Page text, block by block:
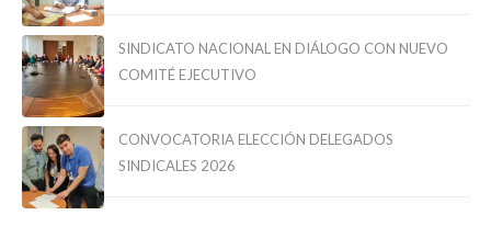
SINDICATO NACIONAL EN DIÁLOGO CON NUEVO
COMITÉ EJECUTIVO
CONVOCATORIA ELECCIÓN DELEGADOS
SINDICALES 2026